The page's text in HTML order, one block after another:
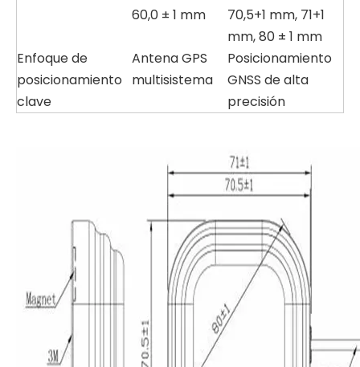
60,0 ± 1 mm
70,5+1 mm, 71+1
mm, 80 ± 1 mm
Enfoque de
posicionamiento
clave
Antena GPS
multisistema
Posicionamiento
GNSS de alta
precisión